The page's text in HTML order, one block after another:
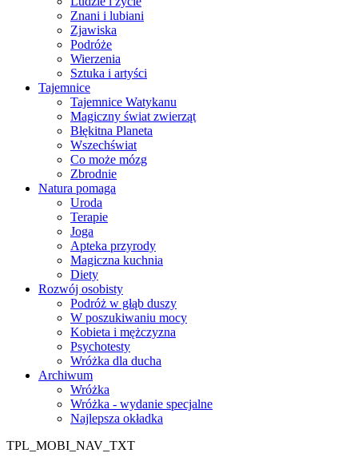
Znani i lubiani
Zjawiska
Podróże
Wierzenia
Sztuka i artyści
Tajemnice
Tajemnice Watykanu
Magiczny świat zwierząt
Błękitna Planeta
Wszechświat
Co może mózg
Zbrodnie
Natura pomaga
Uroda
Terapie
Joga
Apteka przyrody
Magiczna kuchnia
Diety
Rozwój osobisty
Podróż w głąb duszy
W poszukiwaniu mocy
Kobieta i mężczyzna
Psychotesty
Wróżka dla ducha
Archiwum
Wróżka
Wróżka - wydanie specjalne
Najlepsza okładka
TPL_MOBI_NAV_TXT